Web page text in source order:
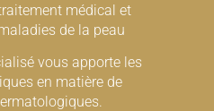
médical et
de la peau
vous apporte les
en matière de